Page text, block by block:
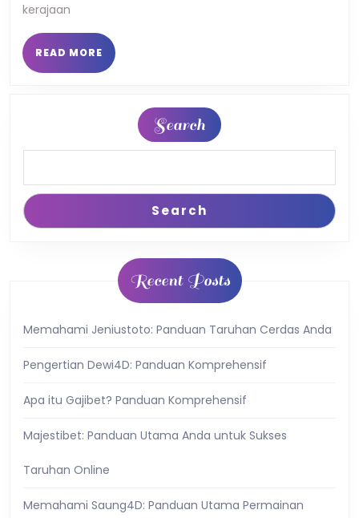
kerajaan
READ MORE READ
MORE
Search
Search
Recent Posts
Memahami Jeniustoto: Panduan Taruhan Cerdas Anda
Pengertian Dewi4D: Panduan Komprehensif
Apa itu Gajibet? Panduan Komprehensif
Majestibet: Panduan Utama Anda untuk Sukses
Taruhan Online
Memahami Saung4D: Panduan Utama Permainan